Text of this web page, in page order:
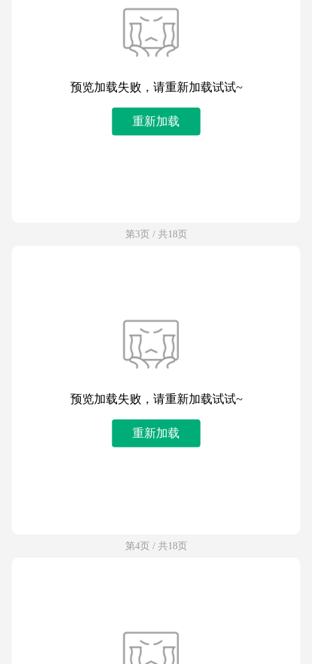
预览加载失败，请重新加载试试~
重新加载
第3页 / 共18页
预览加载失败，请重新加载试试~
重新加载
第4页 / 共18页